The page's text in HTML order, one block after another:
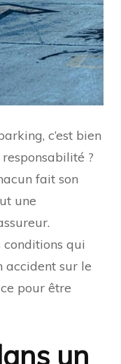
c’est bien
?
fait son
une
qui
accident sur le
pour être
un